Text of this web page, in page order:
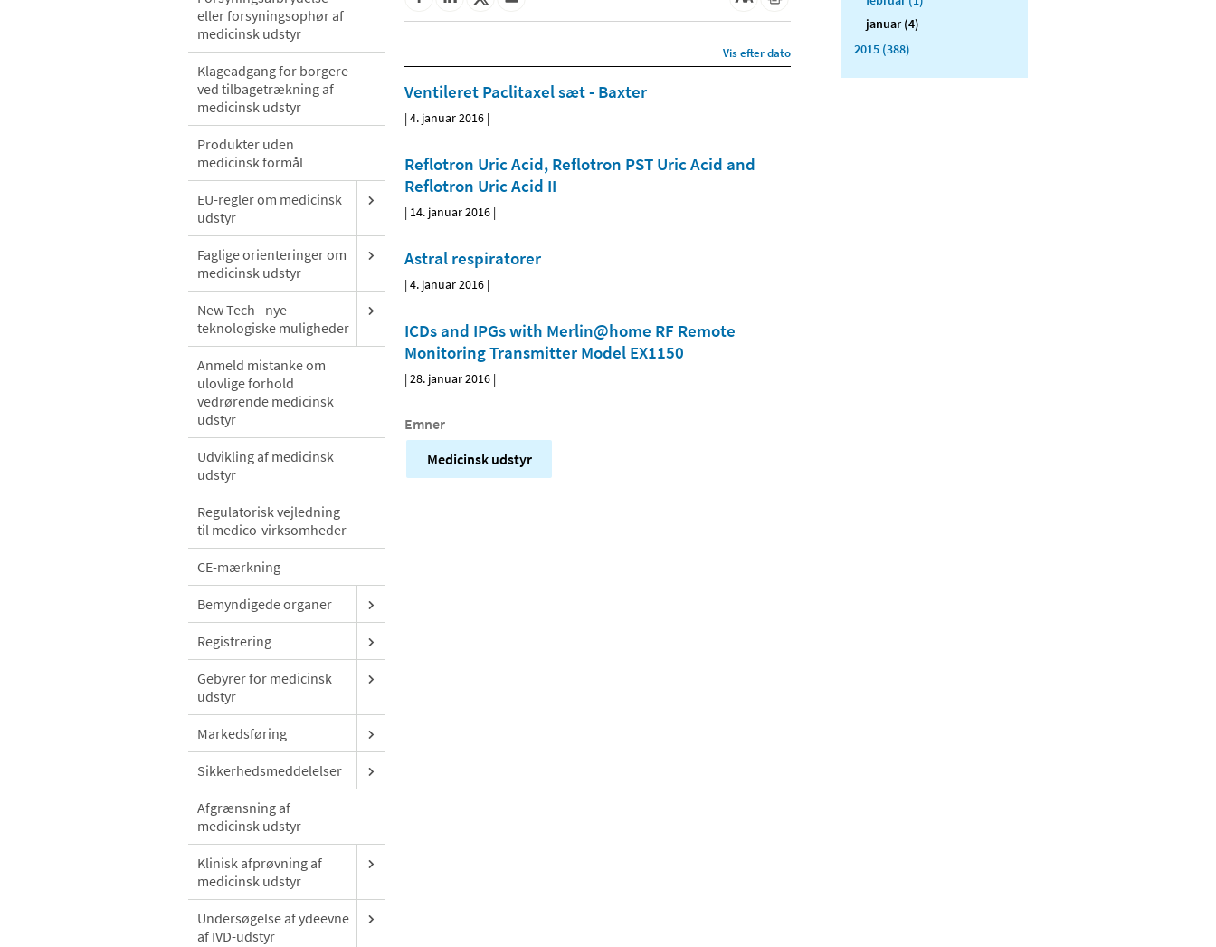
eller forsyningsophør af
medicinsk udstyr
Klageadgang for borgere
ved tilbagetrækning af
medicinsk udstyr
Produkter uden
medicinsk formål
EU-regler om medicinsk
udstyr
Faglige orienteringer om
medicinsk udstyr
New Tech - nye
teknologiske muligheder
Anmeld mistanke om
ulovlige forhold
vedrørende medicinsk
udstyr
Udvikling af medicinsk
udstyr
Regulatorisk vejledning
til medico-virksomheder
CE-mærkning
Bemyndigede organer
Registrering
Gebyrer for medicinsk
udstyr
Markedsføring
Sikkerhedsmeddelelser
Afgrænsning af
medicinsk udstyr
Klinisk afprøvning af
medicinsk udstyr
Undersøgelse af ydeevne
af IVD-udstyr
Vis efter dato
Ventileret Paclitaxel sæt - Baxter
|4. januar 2016 |
Reflotron Uric Acid, Reflotron PST Uric Acid and
Reflotron Uric Acid II
| 14. januar 2016 |
Astral respiratorer
|4. januar 2016 |
ICDs and IPGs with Merlin@home RF Remote
Monitoring Transmitter Model EX1150
|28. januar 2016 |
Emner
Medicinsk udstyr
januar (4)
2015 (388)